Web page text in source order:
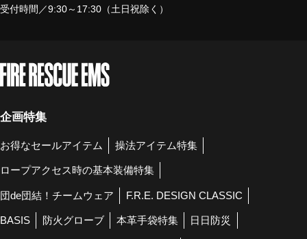
受付時間／9:30～17:30（土日祝除く）
企画特集
お得なセールアイテム 操法アイテム特集
ロープアクセス時の基本装備特集
団de団結！チームウェア F.R.E. DESIGN CLASSIC
BASIS 防火グローブ 本革手袋特集 日日防災